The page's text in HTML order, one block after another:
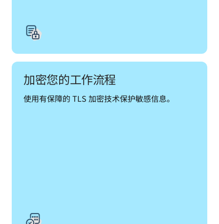
加密您的工作流程
使用有保障的 TLS 加密技术保护敏感信息。